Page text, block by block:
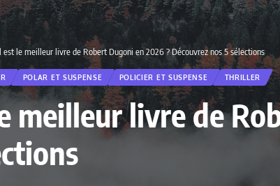
est le meilleur livre de Robert Dugoni en 2026 ? Découvrez nos 5 sélections
POLAR ET SUSPENSE POLICIER ET SUSPENSE THRILLER
meilleur livre de